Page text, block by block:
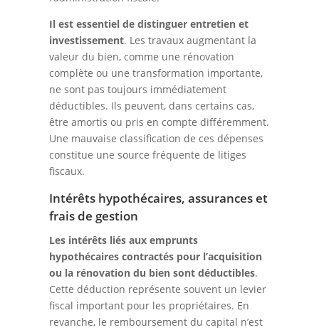
Il est essentiel de distinguer entretien et
investissement. Les travaux augmentant la
valeur du bien, comme une rénovation
complète ou une transformation importante,
ne sont pas toujours immédiatement
déductibles. Ils peuvent, dans certains cas,
être amortis ou pris en compte différemment.
Une mauvaise classification de ces dépenses
constitue une source fréquente de litiges
fiscaux.
Intérêts hypothécaires, assurances et
frais de gestion
Les intérêts liés aux emprunts
hypothécaires contractés pour l’acquisition
ou la rénovation du bien sont déductibles.
Cette déduction représente souvent un levier
fiscal important pour les propriétaires. En
revanche, le remboursement du capital n’est